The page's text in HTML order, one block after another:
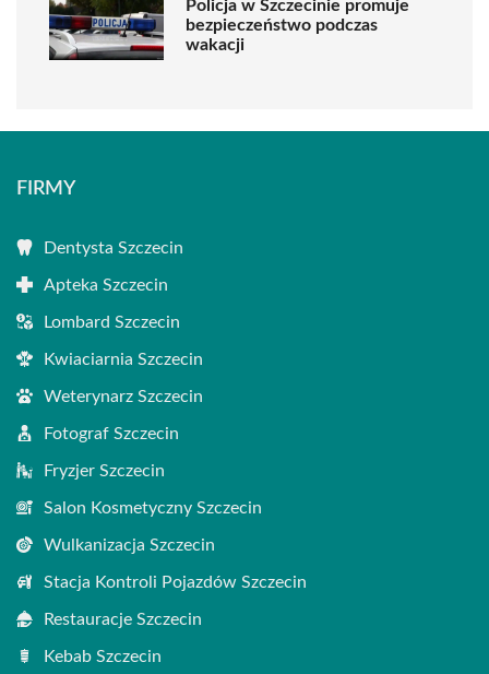
Policja w Szczecinie promuje
bezpieczeństwo podczas
wakacji
FIRMY
Dentysta Szczecin
Apteka Szczecin
Lombard Szczecin
Kwiaciarnia Szczecin
Weterynarz Szczecin
Fotograf Szczecin
Fryzjer Szczecin
Salon Kosmetyczny Szczecin
Wulkanizacja Szczecin
Stacja Kontroli Pojazdów Szczecin
Restauracje Szczecin
Kebab Szczecin